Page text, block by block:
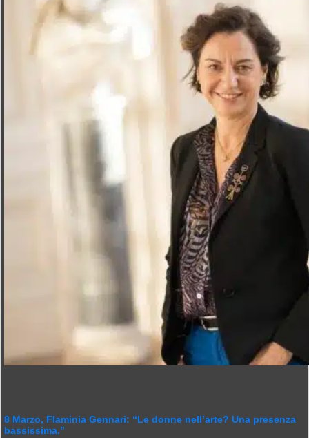
8 Marzo, Flaminia Gennari: “Le donne nell’arte? Una presenza
bassissima.”